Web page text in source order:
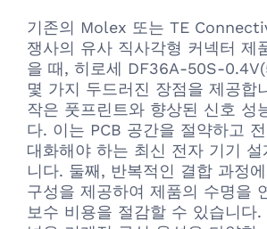
기존의 Molex 또는 TE
쟁사의 유사 직사각형 커넥터 제
을 때, 히로세 DF36A-50S-
몇 가지 두드러진 장점을 제공합
작은 풋프린트와 향상된 신호 성
다. 이는 PCB 공간을 절약하고
대화해야 하는 최신 전자 기기 설
니다. 둘째, 반복적인 결합 과정
구성을 제공하여 제품의 수명을
보수 비용을 절감할 수 있습니다